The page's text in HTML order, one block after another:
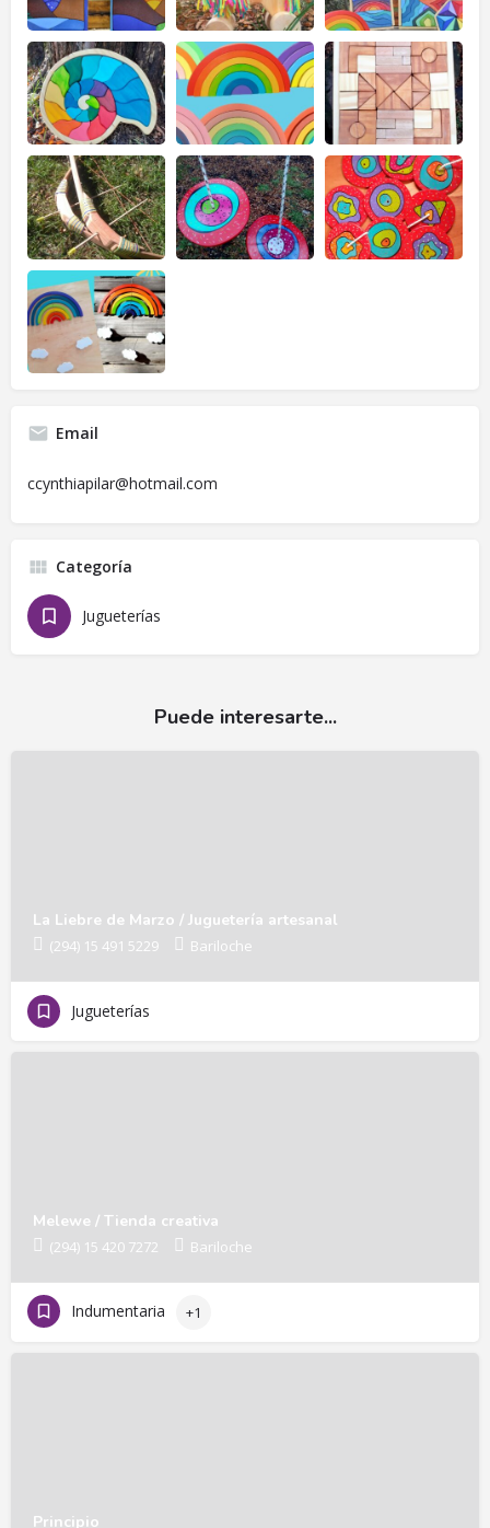
Email
ccynthiapilar@hotmail.com
Categoría
Jugueterías
Puede interesarte...
La Liebre de Marzo / Juguetería artesanal
(294) 15 491 5229 Bariloche
Jugueterías
Melewe / Tienda creativa
(294) 15 420 7272 Bariloche
Indumentaria +1
Principio